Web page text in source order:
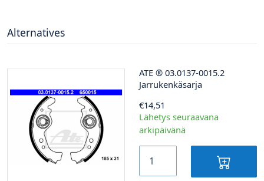
Alternatives
ATE ® 03.0137-0015.2
Jarrukenkäsarja
€14,51
Lähetys seuraavana
arkipäivänä